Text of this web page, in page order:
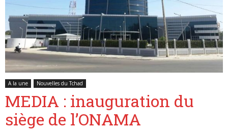
A la une Nouvelles du Tchad
MEDIA : inauguration du
siège de l’ONAMA